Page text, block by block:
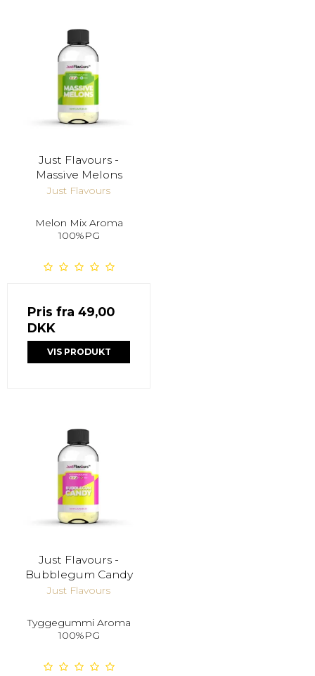
Just Flavours -
Massive Melons
Just Flavours
Melon Mix Aroma
100%PG
Pris fra 49,00
DKK
VIS PRODUKT
Just Flavours -
Bubblegum Candy
Just Flavours
Tyggegummi Aroma
100%PG